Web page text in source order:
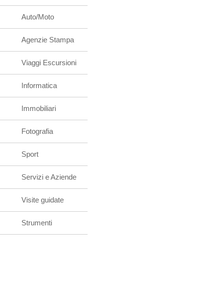
Auto/Moto
Agenzie Stampa
Viaggi Escursioni
Informatica
Immobiliari
Fotografia
Sport
Servizi e Aziende
Visite guidate
Strumenti